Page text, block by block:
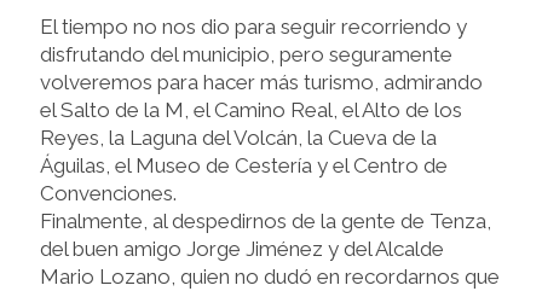
El tiempo no nos dio para seguir recorriendo y
disfrutando del municipio, pero seguramente
volveremos para hacer más turismo, admirando
el Salto de la M, el Camino Real, el Alto de los
Reyes, la Laguna del Volcán, la Cueva de la
Águilas, el Museo de Cestería y el Centro de
Convenciones.
Finalmente, al despedirnos de la gente de Tenza,
del buen amigo Jorge Jiménez y del Alcalde
Mario Lozano, quien no dudó en recordarnos que